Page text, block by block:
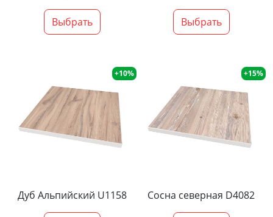
Выбрать Выбрать
+10%
Дуб Альпийский U1158
+15%
Сосна северная D4082